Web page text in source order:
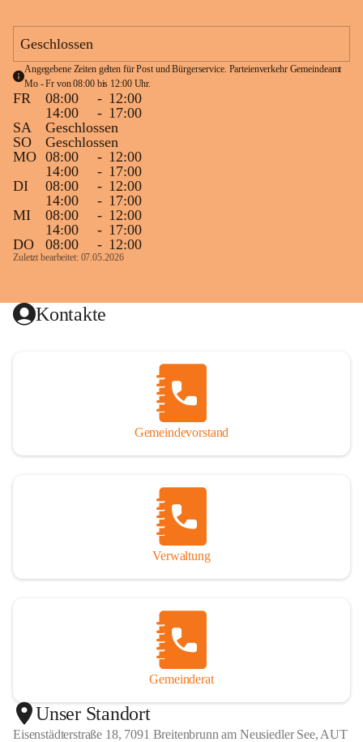
Geschlossen
Angegebene Zeiten gelten für Post und Bürgerservice. Parteienverkehr Gemeindeamt
Mo - Fr von 08:00 bis 12:00 Uhr.
FR 08:00 - 12:00
14:00
- 17:00
SA
Geschlossen
SO
Geschlossen
MO 08:00 - 12:00
14:00
- 17:00
DI
08:00 - 12:00
14:00
- 17:00
MI
08:00 - 12:00
14:00
- 17:00
DO
08:00 - 12:00
Zuletzt bearbeitet: 07.05.2026
Kontakte
Gemeindevorstand
Verwaltung
Gemeinderat
Unser Standort
Eisenstädterstraße 18, 7091 Breitenbrunn am Neusiedler See, AUT